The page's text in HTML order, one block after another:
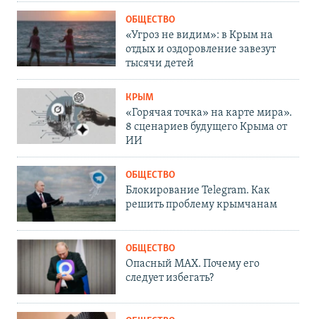
ОБЩЕСТВО
«Угроз не видим»: в Крым на
отдых и оздоровление завезут
тысячи детей
КРЫМ
«Горячая точка» на карте мира».
8 сценариев будущего Крыма от
ИИ
ОБЩЕСТВО
Блокирование Telegram. Как
решить проблему крымчанам
ОБЩЕСТВО
Опасный MAX. Почему его
следует избегать?